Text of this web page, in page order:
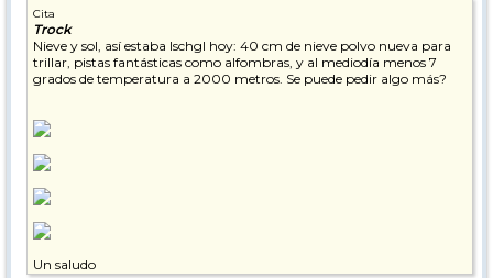
Cita
Trock
Nieve y sol, así estaba Ischgl hoy: 40 cm de nieve polvo nueva para
trillar, pistas fantásticas como alfombras, y al mediodía menos 7
grados de temperatura a 2000 metros. Se puede pedir algo más?
Un saludo